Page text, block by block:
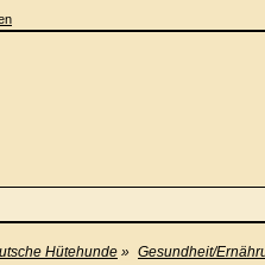
Hütehunde » Gesundheit/